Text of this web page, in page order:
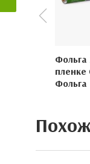
Фольга
пленке
Фольга